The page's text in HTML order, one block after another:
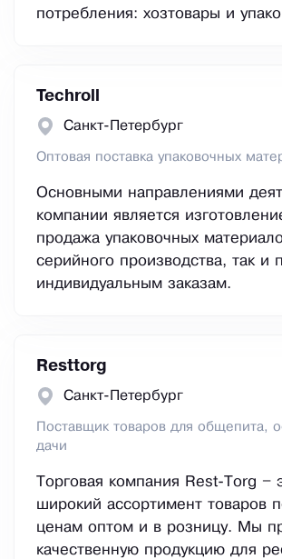
потребления: хозтовары и
Techroll
Санкт-Петербург
Оптовая поставка упаковочных
Основными направлениями
компании является
продажа упаковочных
серийного производства, так и
индивидуальным заказам.
Resttorg
Санкт-Петербург
Поставщик товаров для общепита,
дачи
Торговая компания Rest-Torg –
широкий ассортимент товаров
ценам оптом и в розницу. Мы
качественную продукцию для